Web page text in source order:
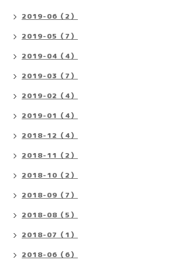
2019-06（2）
2019-05（7）
2019-04（4）
2019-03（7）
2019-02（4）
2019-01（4）
2018-12（4）
2018-11（2）
2018-10（2）
2018-09（7）
2018-08（5）
2018-07（1）
2018-06（6）